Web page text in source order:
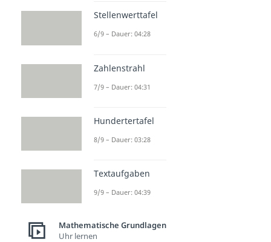
Stellenwerttafel
6/9 – Dauer: 04:28
Zahlenstrahl
7/9 – Dauer: 04:31
Hundertertafel
8/9 – Dauer: 03:28
Textaufgaben
9/9 – Dauer: 04:39
Mathematische Grundlagen
Uhr lernen